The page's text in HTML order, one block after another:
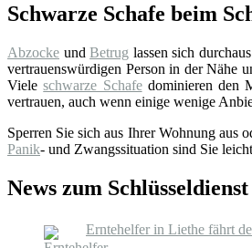
Schwarze Schafe beim
Abzocke undBetrug lassen sich
vertrauenswürdigen Person in der Nähe
Vieleschwarze Schafedominieren den
vertrauen, auch wenn einige wenige
Sperren Sie sich aus Ihrer Wohnung
Panik- und Zwangssituation sind Sie
News zum
Erntehelfer in Liethe fährt